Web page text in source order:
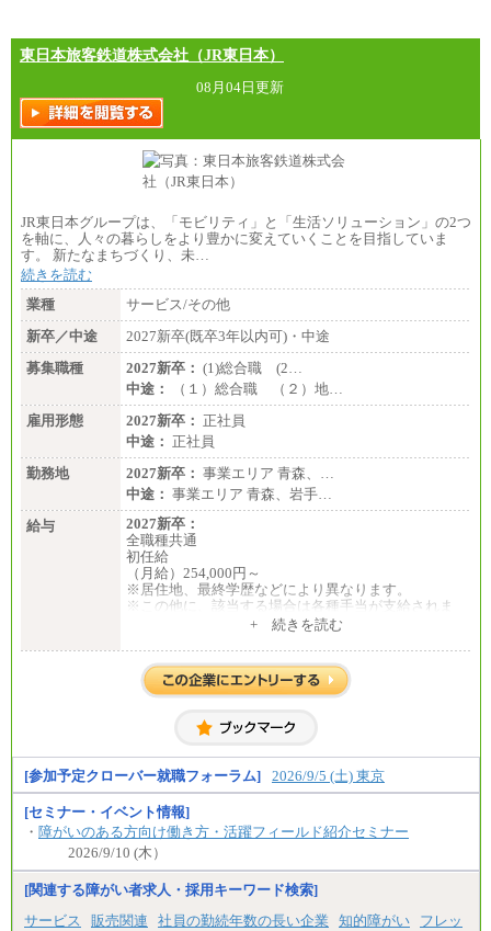
■（株）JTBグローバルマーケティング＆トラベル
訪日事業職 月給202,000～227,000円＋地域間調整
給
※詳細はJTBキャリアサイトよりご確認ください。
■(株)JTBビジネストランスフォーム
総合職 月給205,000～225,000円＋地域間調整給
エリア総合職 月給185,000円＋地域間調整給
■(株)JTBデータサービス ※2027年新卒募集終了
総合職 月給186,000～194,000円＋地域手当
■I&Jデジタルイノベーション(株)
総合職 月給224,500～242,600円＋地域手当
※詳細はJTBキャリアサイトよりご確認ください。
＜有期社員コース＞
■(株)JTBビジネストランスフォーム
有期契約職 月給185,000～195,000円
※詳細はJTBキャリアサイトよりご確認ください。
■(株)JTBパブリッシング ※2027年新卒募集終了
総合職 月給241,000円
中途：
①月給227,000円以上
②月給212,000円以上
③月給172,500円以上
④月給23万円～37万円
⑤月給20万円～25万円
⑥月給33万円～48万円
⑦月給271,000円以上
⑧～⑮月給200,000円〜月給400,000円
⑯月給185,000円以上
⑰月給237,000円以上
⑱月給212,000円以上
⑲東京：月給202,000 円以上 、京都：月給193,000 円
以上
㉑月給185,000 円以上
㉓月給224,500円以上
※全コース共通※ 能力・経験・勤務地などにより
異なります
※試用期間中も給与に変更はございません。
東日本旅客鉄道株式会社（JR東日本）
08月04日更新
JR東日本グループは、「モビリティ」と「生活ソリューション」の2つ
を軸に、人々の暮らしをより豊かに変えていくことを目指していま
す。 新たなまちづくり、未…
続きを読む
業種
サービス/その他
新卒／中途
2027新卒(既卒3年以内可)・中途
募集職種
2027新卒： (1)総合職 (2…
中途：
（１）総合職 （２）地…
雇用形態
2027新卒： 正社員
中途： 正社員
勤務地
2027新卒： 事業エリア 青森、…
中途： 事業エリア 青森、岩手…
給与
2027新卒：
全職種共通
初任給
（月給）254,000円～
※居住地、最終学歴などにより異なります。
※この他に、該当する場合は各種手当が支給されま
中途：
全職種共通
※居住地、年齢により異なります。
※この他に、該当する場合は各種手当が支給されま
す。
※試用期間中も給与に変更はございません
+ 続きを読む
[参加予定クローバー就職フォーラム] 2026/9/5 (土) 東京
[セミナー・イベント情報]
・ 障がいのある方向け働き方・活躍フィールド紹介セミナー
2026/9/10 (木）
[関連する障がい者求人・採用キーワード検索]
サービス
販売関連 社員の勤続年数の長い企業 知的障がい
フレッ